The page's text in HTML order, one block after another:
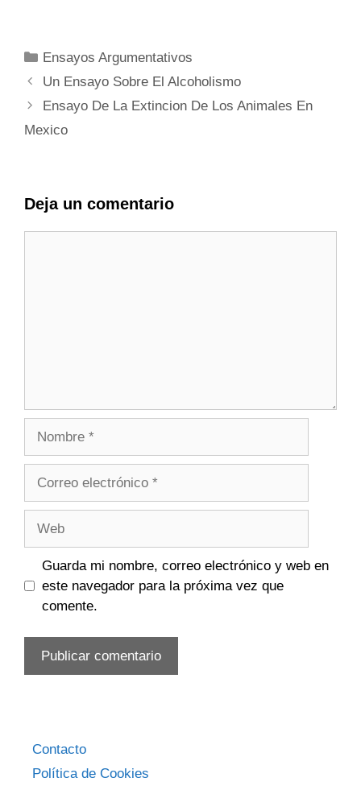
Categorías
Ensayos Argumentativos
Un Ensayo Sobre El Alcoholismo
Ensayo De La Extincion De Los Animales En
Mexico
Deja un comentario
Guarda mi nombre, correo electrónico y web en
este navegador para la próxima vez que
comente.
Contacto
Política de Cookies